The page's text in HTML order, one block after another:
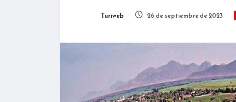
Turiweb 26 de septiembre de 2023